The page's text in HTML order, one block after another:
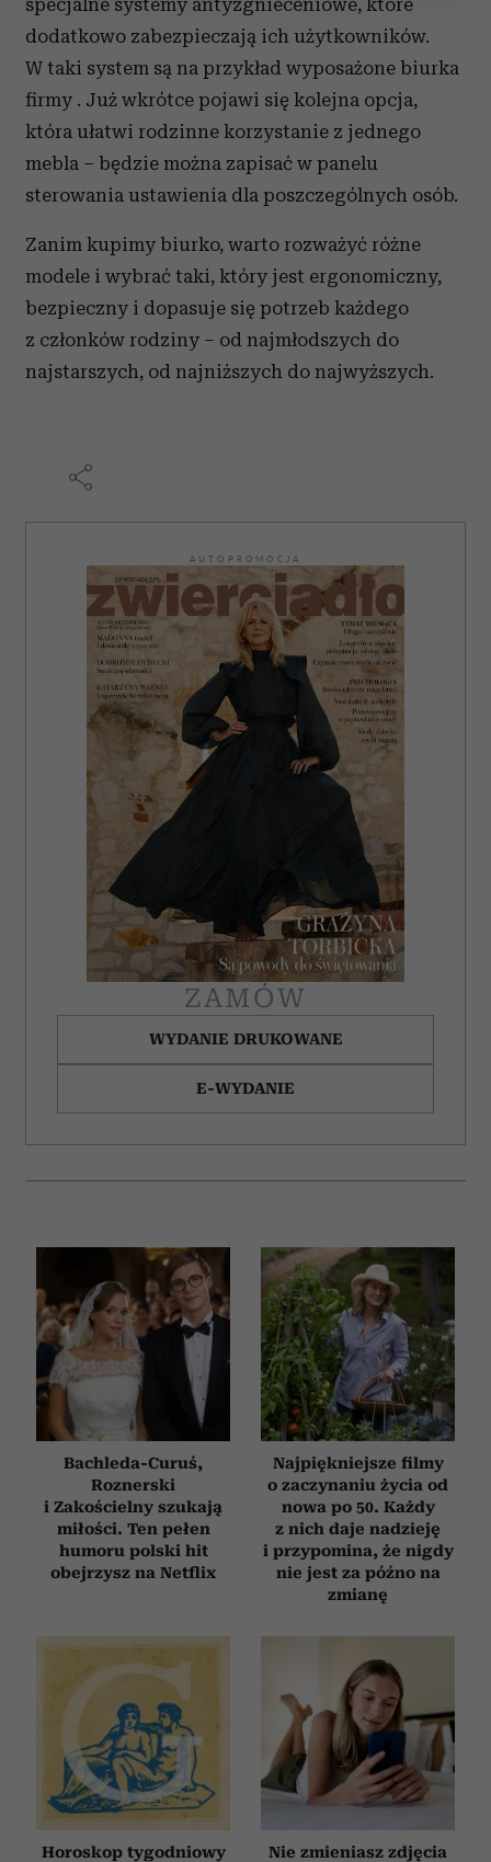
Wykorzystujemy pliki cookie do spersonalizowania treści
i reklam, aby oferować funkcje społecznościowe i
analizować ruch w naszej witrynie. Informacje o tym, jak
korzystasz z naszej witryny, udostępniamy partnerom
społecznościowym, reklamowym i analitycznym.
Partnerzy mogą połączyć te informacje z innymi danymi
otrzymanymi od Ciebie lub uzyskanymi podczas
specjalne systemy antyzgnieceniowe, które
dodatkowo zabezpieczają ich użytkowników.
W taki system są na przykład wyposażone biurka
firmy . Już wkrótce pojawi się kolejna opcja,
która ułatwi rodzinne korzystanie z jednego
mebla – będzie można zapisać w panelu
sterowania ustawienia dla poszczególnych osób.
Zanim kupimy biurko, warto rozważyć różne
modele i wybrać taki, który jest ergonomiczny,
bezpieczny i dopasuje się potrzeb każdego
z członków rodziny – od najmłodszych do
najstarszych, od najniższych do najwyższych.
AUTOPROMOCJA
ZAMÓW
WYDANIE DRUKOWANE
E-WYDANIE
Bachleda-Curuś,
Roznerski
i Zakościelny szukają
miłości. Ten pełen
humoru polski hit
obejrzysz na Netflix
Najpiękniejsze filmy
o zaczynaniu życia od
nowa po 50. Każdy
z nich daje nadzieję
i przypomina, że nigdy
nie jest za późno na
zmianę
Horoskop tygodniowy
Nie zmieniasz zdjęcia